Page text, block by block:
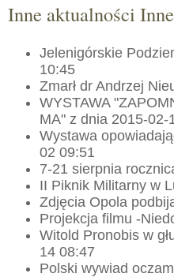
Inne aktualności
Jelenigórskie
10:45
Zmarł dr Andrzej
WYSTAWA
MA" z dnia 2015-02-
Wystawa
02 09:51
7-21 sierpnia
II Piknik Militarny w
Zdjęcia Opola
Projekcja filmu -
Witold Pronobis w
14 08:47
Polski wywiad